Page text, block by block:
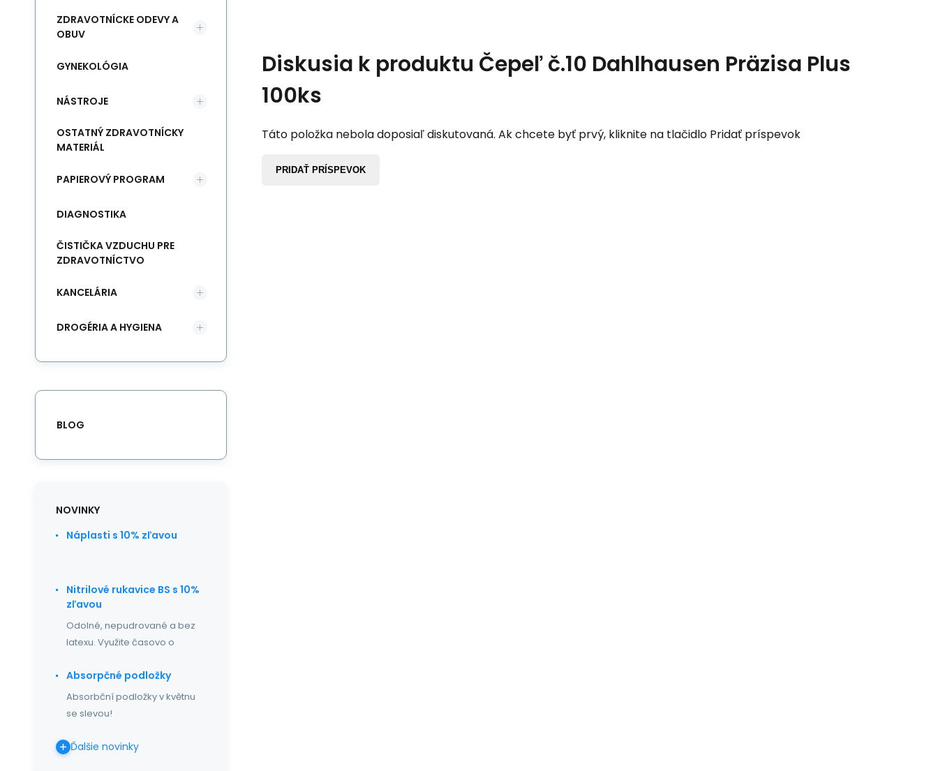
Diskusia k produktu Čepeľ č.10 Dahlhausen Präzisa Plus
100ks
Táto položka nebola doposiaľ diskutovaná. Ak chcete byť prvý, kliknite na tlačidlo Pridať príspevok
PRIDAŤ PRÍSPEVOK
ZDRAVOTNÍCKE ODEVY A
OBUV
GYNEKOLÓGIA
NÁSTROJE
OSTATNÝ ZDRAVOTNÍCKY
MATERIÁL
PAPIEROVÝ PROGRAM
DIAGNOSTIKA
ČISTIČKA VZDUCHU PRE
ZDRAVOTNÍCTVO
KANCELÁRIA
DROGÉRIA A HYGIENA
BLOG
NOVINKY
Náplasti s 10% zľavou
Nitrilové rukavice BS s 10%
zľavou
Odolné, nepudrované a bez
latexu. Využite časovo o
Absorpčné podložky
Absorbční podložky v květnu
se slevou!
Ďalšie novinky